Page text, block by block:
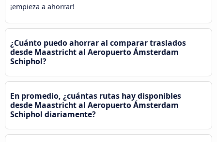
¡empieza a ahorrar!
¿Cuánto puedo ahorrar al comparar traslados
desde Maastricht al Aeropuerto Ámsterdam
Schiphol?
En promedio, ¿cuántas rutas hay disponibles
desde Maastricht al Aeropuerto Ámsterdam
Schiphol diariamente?